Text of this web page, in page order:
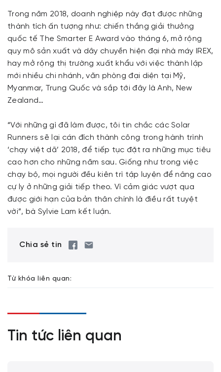
Trong năm 2018, doanh nghiệp này đạt được những
thành tích ấn tượng như: chiến thắng giải thưởng
quốc tế The Smarter E Award vào tháng 6, mở rộng
quy mô sản xuất và dây chuyền hiện đại nhà máy IREX,
hay mở rộng thị trường xuất khẩu với việc thành lập
mới nhiều chi nhánh, văn phòng đại diện tại Mỹ,
Myanmar, Trung Quốc và sắp tới đây là Anh, New
Zealand…
“Với những gì đã làm được, tôi tin chắc các Solar
Runners sẽ lại cán đích thành công trong hành trình
‘chạy việt dã’ 2018, để tiếp tục đặt ra những mục tiêu
cao hơn cho những năm sau. Giống như trong việc
chạy bộ, mọi người đều kiên trì tập luyện để nâng cao
cự ly ở những giải tiếp theo. Vì cảm giác vượt qua
được giới hạn của bản thân chính là điều rất tuyệt
vời”, bà Sylvie Lam kết luận.
Chia sẻ tin
Từ khóa liên quan:
Tin tức liên quan